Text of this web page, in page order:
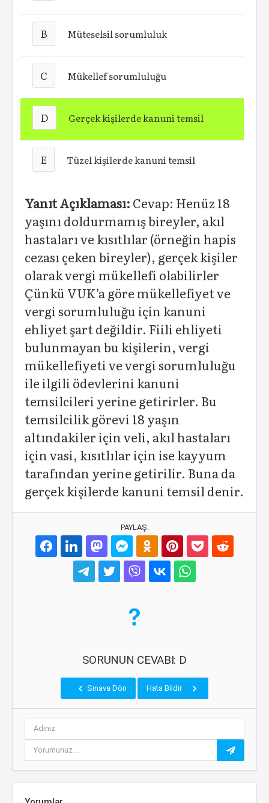
B Müteselsil sorumluluk
C Mükellef sorumluluğu
D Gerçek kişilerde kanuni temsil
E Tüzel kişilerde kanuni temsil
Yanıt Açıklaması: Cevap: Henüz 18
yaşını doldurmamış bireyler, akıl
hastaları ve kısıtlılar (örneğin hapis
cezası çeken bireyler), gerçek kişiler
olarak vergi mükellefi olabilirler
Çünkü VUK’a göre mükellefiyet ve
vergi sorumluluğu için kanuni
ehliyet şart değildir. Fiili ehliyeti
bulunmayan bu kişilerin, vergi
mükellefiyeti ve vergi sorumluluğu
ile ilgili ödevlerini kanuni
temsilcileri yerine getirirler. Bu
temsilcilik görevi 18 yaşın
altındakiler için veli, akıl hastaları
için vasi, kısıtlılar için ise kayyum
tarafından yerine getirilir. Buna da
gerçek kişilerde kanuni temsil denir.
PAYLAŞ:
SORUNUN CEVABI: D
Sınava Dön Hata Bildir